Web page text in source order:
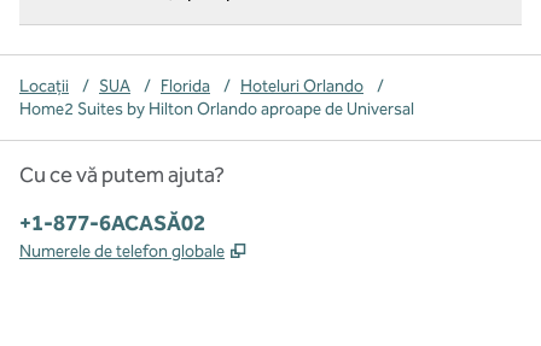
Locații / SUA / Florida / Hoteluri Orlando
/
Home2 Suites by Hilton Orlando aproape de Universal
Cu ce vă putem ajuta?
Telefon:
+1-877-6ACASĂ02
Numerele de telefon globale ,